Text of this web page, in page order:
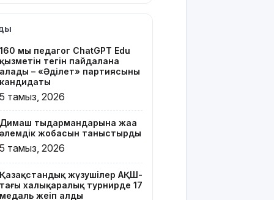
иегерлерінің
тамызда
шығады
2 млрд
теңгенің
алаяқтығы:
21 адамға
түрме
кесілді
160 мың педагог ChatGPT Edu
қызметін тегін пайдалана
алады – «Әділет» партиясының
кандидаты
5 тамыз, 2026
Димаш тыңдармандарына жаңа
әлемдік жобасын таныстырды
5 тамыз, 2026
Қазақстандық жүзушілер АҚШ-
тағы халықаралық турнирде 17
медаль жеңіп алды